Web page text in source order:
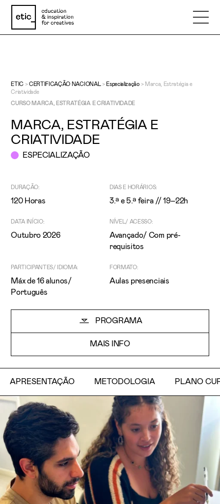
Email
Telefone
Mensagem
Política de Privacidade
Aceito receber emails sobre novidades da ETIC
ETIC>CERTIFICAÇÃO NACIONAL > Especialização> Marca, Estratégia e
Criatividade
CURSO MARCA, ESTRATÉGIA E CRIATIVIDADE
MARCA, ESTRATÉGIA E
CRIATIVIDADE
ESPECIALIZAÇÃO
DURAÇÃO:
120 Horas
DIAS E HORÁRIOS:
3.ª e 5.ª feira // 19–22h
DATA INÍCIO:
Outubro 2026
NÍVEL/ ACESSO:
Avançado/ Com pré-
requisitos
PARTICIPANTES/ IDIOMA:
Máx de 16 alunos/
Português
FORMATO:
Aulas presenciais
PROGRAMA
MAIS INFO
APRESENTAÇÃO METODOLOGIA PLANO